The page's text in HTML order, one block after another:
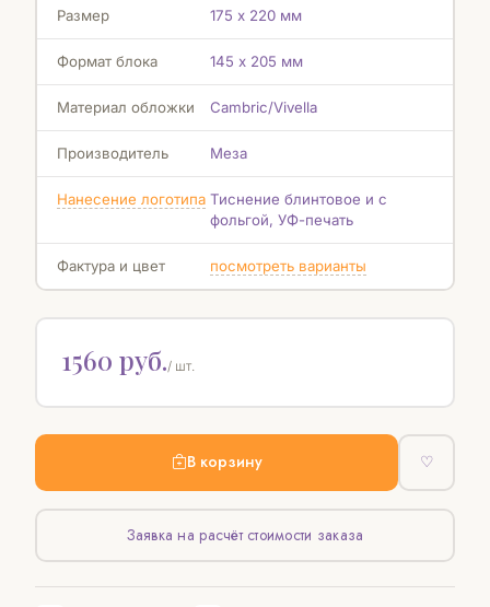
Размер 175 х 220 мм
Формат блока 145 х 205 мм
Материал обложки Cambric/Vivella
Производитель Меза
Нанесение логотипа Тиснение блинтовое и с
фольгой, УФ-печать
Фактура и цвет посмотреть варианты
1560 руб./ шт.
В корзину ♡
Заявка на расчёт стоимости заказа